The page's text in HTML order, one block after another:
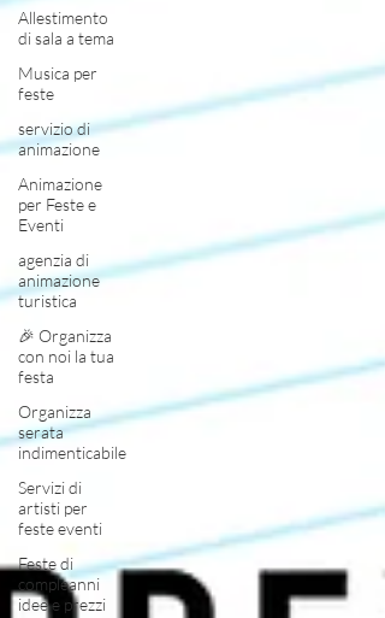
Allestimento
di sala a tema
Musica per
feste
servizio di
animazione
Animazione
per Feste e
Eventi
agenzia di
animazione
turistica
🎉 Organizza
con noi la tua
festa
Organizza
serata
indimenticabile
Servizi di
artisti per
feste eventi
Feste di
compleanni
idee e prezzi